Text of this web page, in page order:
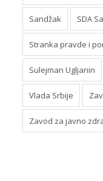
Sandžak SDA
Stranka pravde i
Sulejman Ugljanin
Vlada Srbije
Zavod za javno